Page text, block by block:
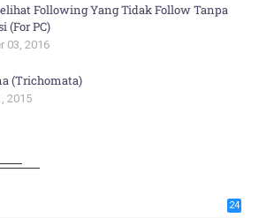
Following Yang Tidak Follow Tanpa
(For PC)
03, 2016
(Trichomata)
2015
24